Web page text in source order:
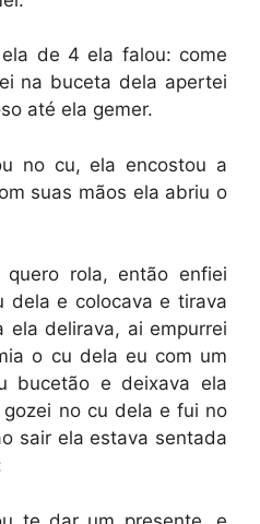
de 4 ela falou: come
na buceta dela apertei
até ela gemer.
no cu, ela encostou a
suas mãos ela abriu o
rola, então enfiei
dela e colocava e tirava
delirava, ai empurrei
o cu dela eu com um
bucetão e deixava ela
no cu dela e fui no
sair ela estava sentada